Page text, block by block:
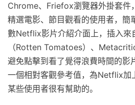
Chrome、Friefox瀏覽器外掛套件
精選電影、節目觀看的使用者，簡
數Netflix影片介紹介面上，插入來
（Rotten Tomatoes）、
避免點擊到看了覺得浪費時間的影
一個相對客觀參考值，為Netflix加
某些使用者很有幫助的。